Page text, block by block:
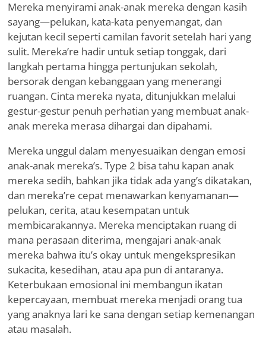
Mereka menyirami anak-anak mereka dengan kasih
sayang—pelukan, kata-kata penyemangat, dan
kejutan kecil seperti camilan favorit setelah hari yang
sulit. Mereka’re hadir untuk setiap tonggak, dari
langkah pertama hingga pertunjukan sekolah,
bersorak dengan kebanggaan yang menerangi
ruangan. Cinta mereka nyata, ditunjukkan melalui
gestur-gestur penuh perhatian yang membuat anak-
anak mereka merasa dihargai dan dipahami.
Mereka unggul dalam menyesuaikan dengan emosi
anak-anak mereka’s. Type 2 bisa tahu kapan anak
mereka sedih, bahkan jika tidak ada yang’s dikatakan,
dan mereka’re cepat menawarkan kenyamanan—
pelukan, cerita, atau kesempatan untuk
membicarakannya. Mereka menciptakan ruang di
mana perasaan diterima, mengajari anak-anak
mereka bahwa itu’s okay untuk mengekspresikan
sukacita, kesedihan, atau apa pun di antaranya.
Keterbukaan emosional ini membangun ikatan
kepercayaan, membuat mereka menjadi orang tua
yang anaknya lari ke sana dengan setiap kemenangan
atau masalah.